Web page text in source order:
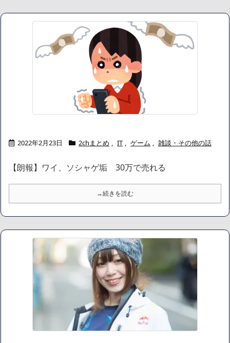
広末涼子さん、正気に戻ってしまい絶望する・・・「アカン、キ
ャリアがすべて終わった」
【悲報】サウナブーム終了のお知らせ 5年で｢ととのう客｣4割減
「ワンピース」、あと5年で終わりたい宣言から5年が経過してし
【数学】なんだよこの漫画www【注意】
【画像】さくまあきら「桃鉄の赤マスは実際に行ってみてクソだ
【愕然】ワイ「豚バラ220gカリッカリになるまで焼いて重さ調べ
たろww(2割3割減ったら御の字やろなあww)」→結
【悲報】ジェネリック医薬品、4割が承認書と異なる製造だった
ことが発覚「衝撃的な数字だ」
金資産の取崩し
いうデマ記事をこっそり削除してしまう
SM風俗嬢ワイ、なんでも答えるが質問ある？
先輩と後輩、距離が変わった日から始まる恋
近畿大学准教授、苦言「みいちゃん呼びが揶揄する言葉として使
われ、当事者から具体的な苦痛が訴えられている。文化芸術は人を
傷つけてもよい。ただし、傷つけ方がある」NEW!
熊本県内で◯◯者が現れまくり、通報頻発！災害支援にも悪影響
【悲報】 玉川徹さん、警官の発泡での包丁男死亡に「絶対に死刑
にならない罪なのに警察が死刑にした！」 → 元警官のマジレスがコ
【人工障がい者】 甥(28)「両親が亡くなったんで僕のこと引き取
2022年2月23日 2chまとめ , IT , ゲーム , 雑談・その他の話
【朗報】ワイ、ソシャゲ垢 30万で売れる
→続きを読む